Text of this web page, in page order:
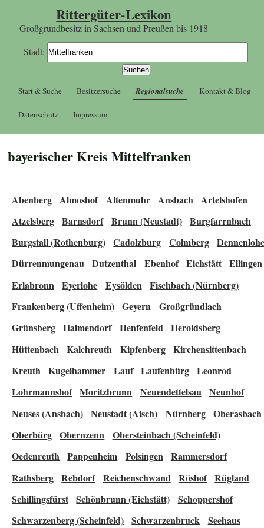
Rittergüter-Lexikon
Großgrundbesitz in Sachsen und Preußen bis 1918
Stadt:
Start & Suche Besitzersuche Regionalsuche Kontakt & Blog
Datenschutz Impressum
bayerischer Kreis Mittelfranken
Abenberg Almoshof Altenmuhr Ansbach
Artelshofen
Atzelsberg Barnsdorf Brunn (Neustadt) Burgfarrnbach
Burgstall (Rothenburg) Cadolzburg Colmberg Dennenlohe
Dürrenmungenau Dutzenthal Ebenhof Eichstätt Ellingen
Erlabronn Eyerlohe Eysölden Fischbach (Nürnberg)
Frankenberg (Uffenheim) Geyern
Großgründlach
Grünsberg Haimendorf Henfenfeld Heroldsberg
Hüttenbach Kalchreuth Kipfenberg Kirchensittenbach
Kreuth Kugelhammer Lauf Laufenbürg Leonrod
Lohrmannshof Moritzbrunn Neuendettelsau Neunhof
Neuses (Ansbach) Neustadt (Aisch) Nürnberg Oberasbach
Oberbürg Obernzenn
Obersteinbach (Scheinfeld)
Oedenreuth Pappenheim Polsingen Rammersdorf
Rathsberg Rebdorf Reichenschwand Röshof Rügland
Schillingsfürst Schönbrunn (Eichstätt)
Schoppershof
Schwarzenberg (Scheinfeld) Schwarzenbruck
Seehaus